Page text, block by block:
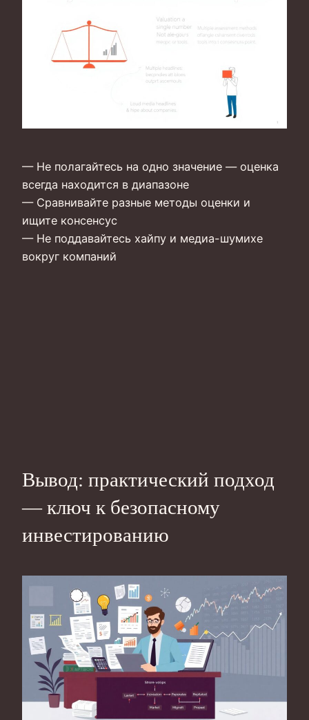
— Не полагайтесь на одно значение — оценка
всегда находится в диапазоне
— Сравнивайте разные методы оценки и
ищите консенсус
— Не поддавайтесь хайпу и медиа-шумихе
вокруг компаний
Вывод: практический подход
— ключ к безопасному
инвестированию